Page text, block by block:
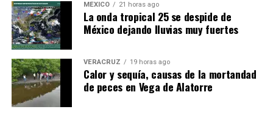
MÉXICO 21 horas ago
​La onda tropical 25 se despide de
México dejando lluvias muy fuertes
VERACRUZ 19 horas ago
Calor y sequía, causas de la mortandad
de peces en Vega de Alatorre